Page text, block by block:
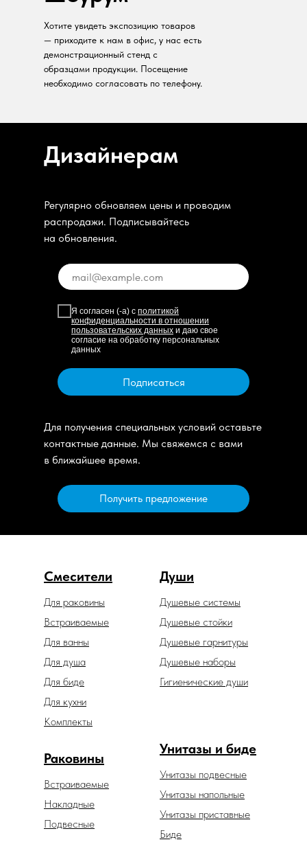
Хотите увидеть экспозицию товаров
— приходите к нам в офис, у нас есть
демонстрационный стенд с
образцами продукции. Посещение
необходимо согласовать по телефону.
Дизайнерам
Регулярно обновляем цены и проводим
распродажи. Подписывайтесь
на обновления.
Я согласен (-а) с политикой
конфиденциальности в отношении
пользовательских данных и даю свое
согласие на обработку персональных
данных
Подписаться
Для получения специальных условий оставьте
контактные данные. Мы свяжемся с вами
в ближайшее время.
Получить предложение
Смесители Души
Душевые гарнитуры
Душевые системы
Гигиенические души
Душевые наборы
Унитазы и биде
Унитазы подвесные
Унитазы напольные
Унитазы приставные
Раковины
Встраиваемые
Накладные
Подвесные
Встраиваемые
Для биде
Для ванны
Для душа
Для раковины
Для кухни
Душевые стойки
Биде
Комплекты